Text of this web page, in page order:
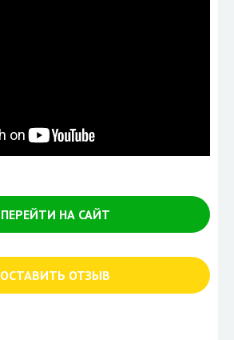
ПЕРЕЙТИ НА САЙТ
ОСТАВИТЬ ОТЗЫВ